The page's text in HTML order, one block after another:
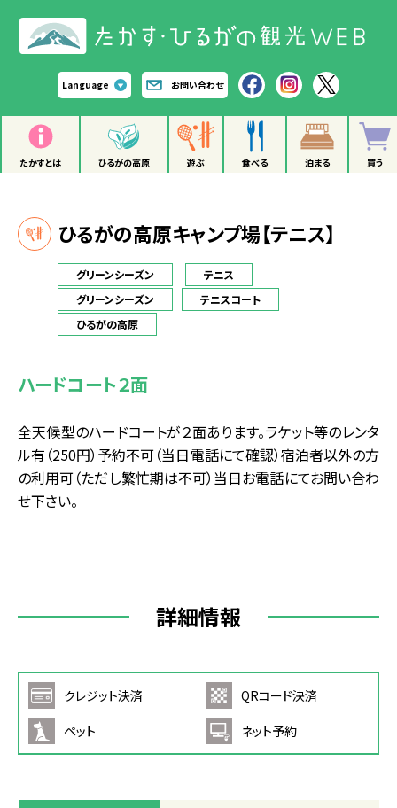
Language お問い合わせ
たかすとは ひるがの高原 遊ぶ 食べる 泊まる 買う
ひるがの高原キャンプ場【テニス】
グリーンシーズン
テニス
グリーンシーズン
テニスコート
ひるがの高原
ハードコート２面
全天候型のハードコートが２面あります。ラケット等のレンタ
ル有（250円）予約不可（当日電話にて確認）宿泊者以外の方
の利用可（ただし繁忙期は不可）当日お電話にてお問い合わ
せ下さい。
詳細情報
クレジット決済
QRコード決済
ペット
ネット予約